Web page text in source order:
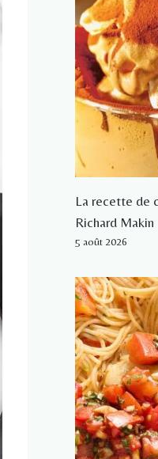
La recette de
Richard Makin
5 août 2026